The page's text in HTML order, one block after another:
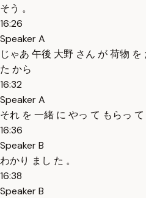
そう 。
16:26
Speaker A
じゃあ 午後 大野 さん が 荷物
た から
16:32
Speaker A
それ を 一緒 に やっ て もらっ
16:36
Speaker B
わかり まし た 。
16:38
Speaker B